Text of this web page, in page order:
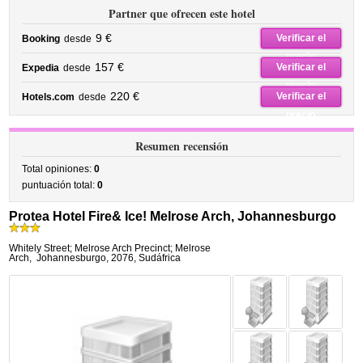
Partner que ofrecen este hotel
Booking desde 9 €
Verificar el
precio
Expedia desde 157 €
Verificar el
precio
Hotels.com desde 220 €
Verificar el
precio
Resumen recensión
Total opiniones:0
puntuación total:0
Protea Hotel Fire& Ice! Melrose Arch, Johannesburgo
Whitely Street; Melrose Arch Precinct; Melrose
Arch, Johannesburgo,2076, Sudáfrica